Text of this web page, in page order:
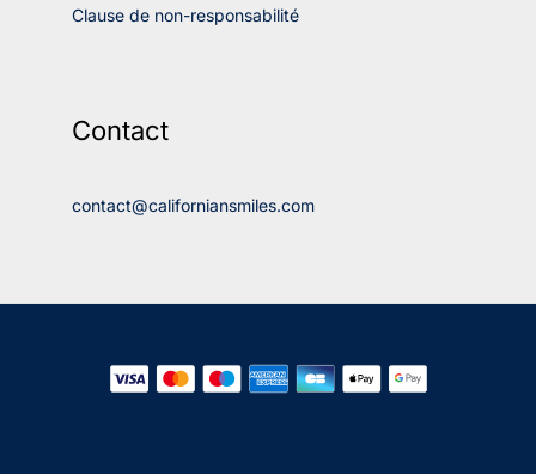
Clause de non-responsabilité
Contact
contact@californiansmiles.com